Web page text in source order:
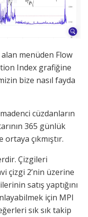
menüden Flow
Index grafiğine
bize nasıl fayda
cüzdanların
365 günlük
çıkmıştır.
Çizgileri
çizgi 2’nin üzerine
satış yaptığını
için MPI
sık sık takip